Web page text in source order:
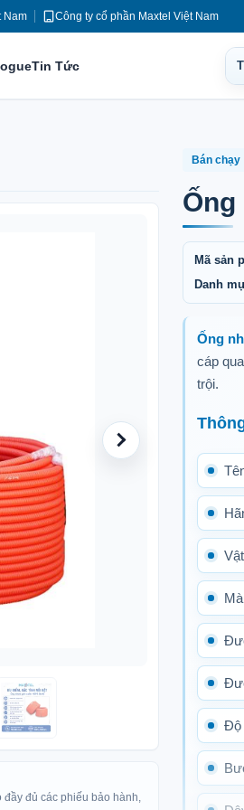
Nam Công ty cổ phần Maxtel Việt Nam
Tin Tức
Tìm
đầy đủ các phiếu bảo hành,
Bán chạy
Ống
Mã sản
Danh
Ống
cáp
trội.
Độ